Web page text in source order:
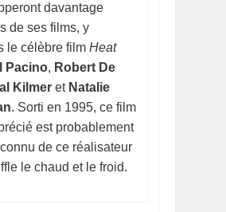
davantage
de ses films, y
le célèbre film Heat
Pacino, Robert De
Kilmer et Natalie
. Sorti en 1995, ce film
est probablement
de ce réalisateur
le chaud et le froid.